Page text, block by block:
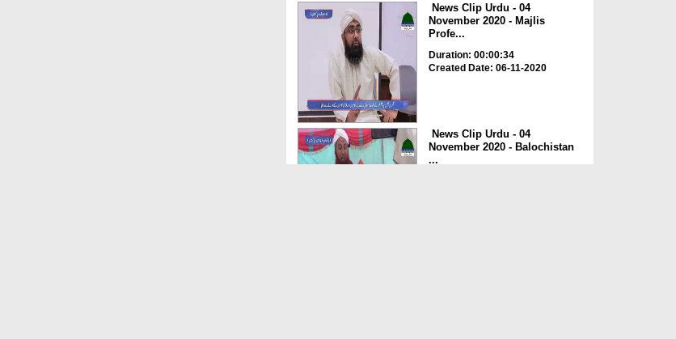
News Clip Urdu - 04
November 2020 - Majlis
Profe...
Duration: 00:00:34
Created Date: 06-11-2020
News Clip Urdu - 04
November 2020 - Balochistan
...